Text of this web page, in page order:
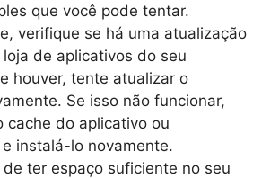
que você pode tentar.
verifique se há uma atualização
de aplicativos do seu
houver, tente atualizar o
Se isso não funcionar,
cache do aplicativo ou
instalá-lo novamente.
ter espaço suficiente no seu